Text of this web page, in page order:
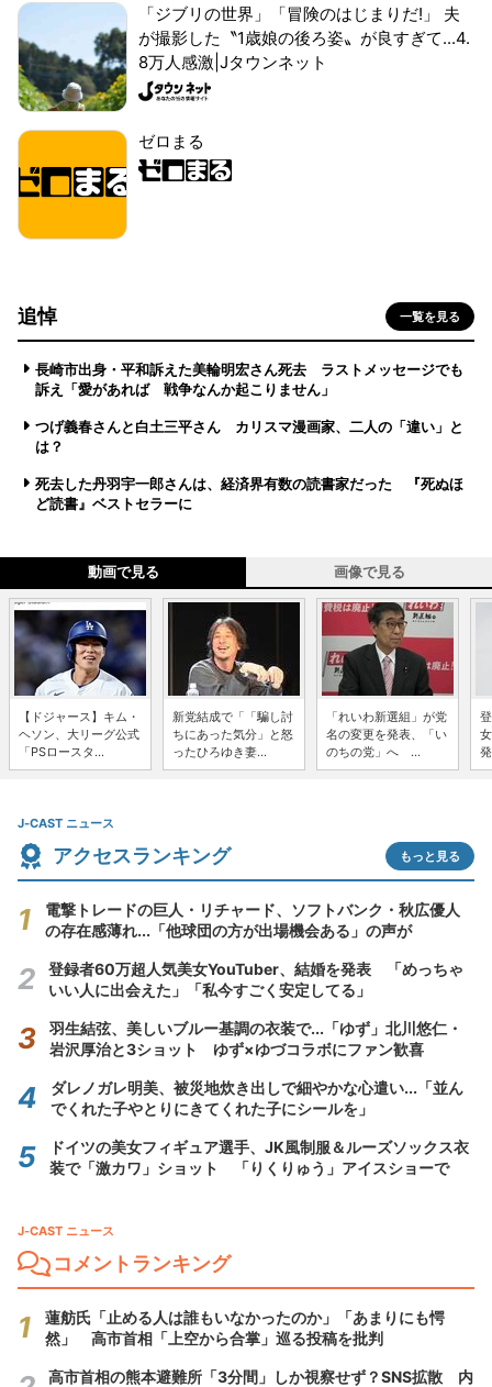
「ジブリの世界」「冒険のはじまりだ!」 夫
が撮影した〝1歳娘の後ろ姿〟が良すぎて...4.
8万人感激|Jタウンネット
ゼロまる
追悼 一覧を見る
長崎市出身・平和訴えた美輪明宏さん死去 ラストメッセージでも
訴え「愛があれば 戦争なんか起こりません」
つげ義春さんと白土三平さん カリスマ漫画家、二人の「違い」と
は？
死去した丹羽宇一郎さんは、経済界有数の読書家だった 『死ぬほ
ど読書』ベストセラーに
動画で見る 画像で見る
【ドジャース】キム・
ヘソン、大リーグ公式
「PSロースタ...
新党結成で「「騙し討
ちにあった気分」と怒
ったひろゆき妻...
「れいわ新選組」が党
名の変更を発表、「い
のちの党」へ ...
J-CAST ニュース
アクセスランキング もっと見る
電撃トレードの巨人・リチャード、ソフトバンク・秋広優人
の存在感薄れ...「他球団の方が出場機会ある」の声が
登録者60万超人気美女YouTuber、結婚を発表 「めっちゃ
いい人に出会えた」「私今すごく安定してる」
羽生結弦、美しいブルー基調の衣装で...「ゆず」北川悠仁・
岩沢厚治と3ショット ゆず×ゆづコラボにファン歓喜
ダレノガレ明美、被災地炊き出しで細やかな心遣い...「並ん
でくれた子やとりにきてくれた子にシールを」
ドイツの美女フィギュア選手、JK風制服＆ルーズソックス衣
装で「激カワ」ショット 「りくりゅう」アイスショーで
J-CAST ニュース
コメントランキング
蓮舫氏「止める人は誰もいなかったのか」「あまりにも愕
然」 高市首相「上空から合掌」巡る投稿を批判
高市首相の熊本避難所「3分間」しか視察せず？SNS拡散 内